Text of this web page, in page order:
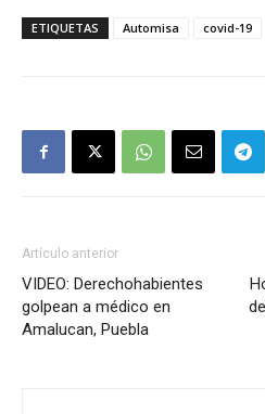
ETIQUETAS Automisa covid-19
Artículo anterior
VIDEO: Derechohabientes
golpean a médico en
Amalucan, Puebla